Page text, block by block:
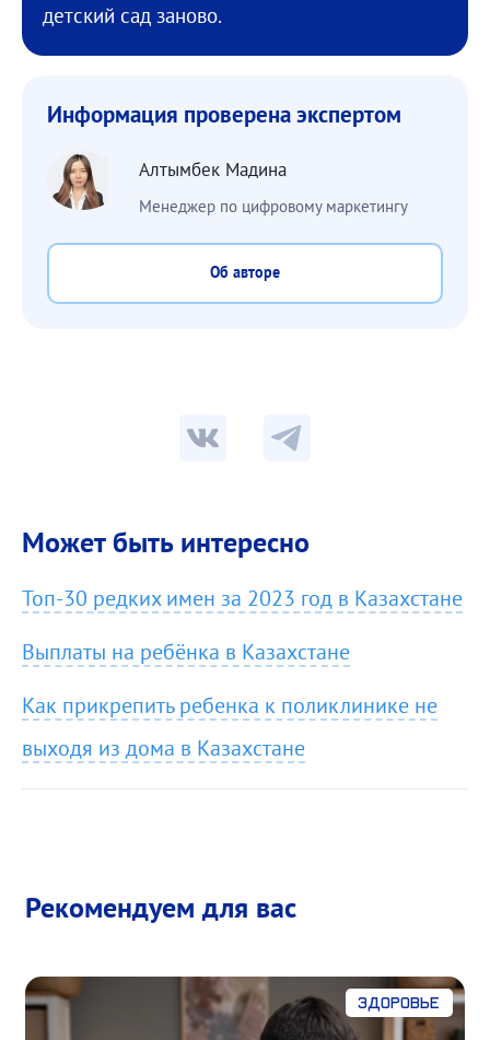
детский сад заново.
Информация проверена экспертом
Алтымбек Мадина
Менеджер по цифровому маркетингу
Об авторе
Может быть интересно
Топ-30 редких имен за 2023 год в Казахстане
Выплаты на ребёнка в Казахстане
Как прикрепить ребенка к поликлинике не
выходя из дома в Казахстане
Рекомендуем для вас
Здоровье